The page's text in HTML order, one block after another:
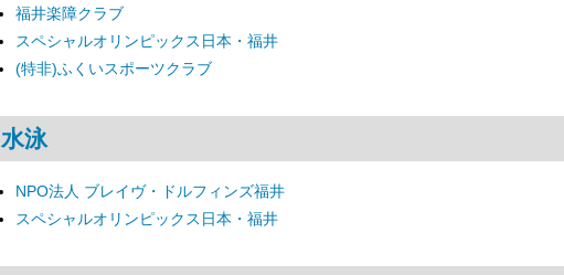
福井楽障クラブ
スペシャルオリンピックス日本・福井
(特非)ふくいスポーツクラブ
水泳
NPO法人 ブレイヴ・ドルフィンズ福井
スペシャルオリンピックス日本・福井